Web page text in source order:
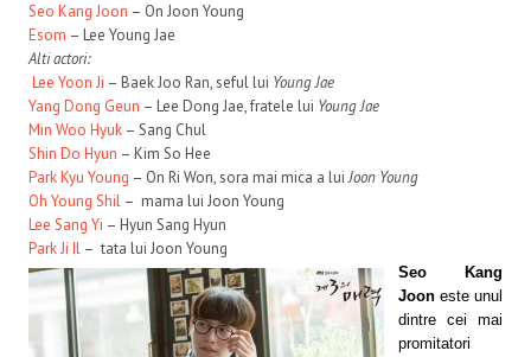
Seo Kang Joon – On Joon Young
Esom – Lee Young Jae
Alti actori:
Lee Yoon Ji – Baek Joo Ran, seful lui Young Jae
Yang Dong Geun – Lee Dong Jae, fratele lui Young Jae
Min Woo Hyuk – Sang Chul
Shin Do Hyun – Kim So Hee
Park Kyu Young – On Ri Won, sora mai mica a luiJoon Young
Oh Young Shil – mama lui Joon Young
Lee Sang Yi – Hyun Sang Hyun
Park Ji Il – tata lui Joon Young
Seo Kang
Jooneste unul
dintre cei mai
promitatori